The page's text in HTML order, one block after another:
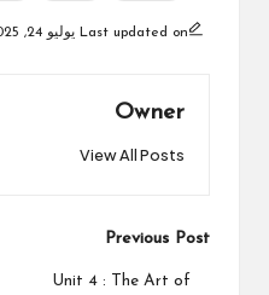
Last updated on يوليو 24, 2025
Owner
View All Posts
Post
Previous Post
Unit 4 : The Art of